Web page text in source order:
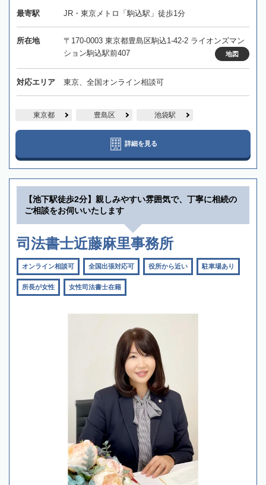
最寄駅 JR・東京メトロ「駒込駅」徒歩1分
所在地
〒170-0003 東京都豊島区駒込1-42-2 ライオンズマン
ション駒込駅前407
地図
対応エリア 東京、全国オンライン相談可
東京都 豊島区 池袋駅
詳細を見る
【池下駅徒歩2分】親しみやすい雰囲気で、丁寧に相続の
ご相談をお伺いいたします
司法書士近藤麻里事務所
オンライン相談可 全国出張対応可 役所から近い 駐車場あり
所長が女性 女性司法書士在籍